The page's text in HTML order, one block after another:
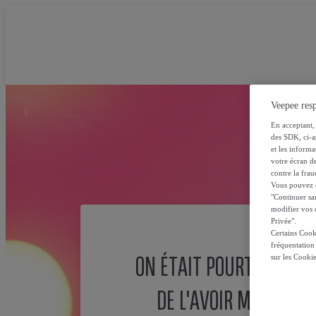
ON ÉTAIT POURTANT
DE L'AVOIR MISE ICI !
Veepee
En
des SDK, ci-
et les
votre écran
contre la
Vous pouvez
"Continuer
modifier vos
Privée".
Certains
fréquentation
sur les